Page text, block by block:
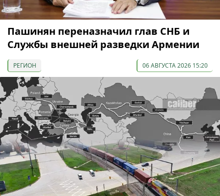
Пашинян переназначил глав СНБ и
Службы внешней разведки Армении
РЕГИОН 06 АВГУСТА 2026 15:20